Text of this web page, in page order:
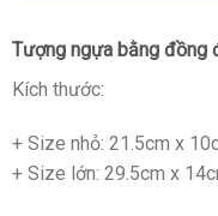
Tượng ngựa bằng đồng
Kích thước:
+ Size nhỏ: 21.5cm x
+ Size lớn: 29.5cm x